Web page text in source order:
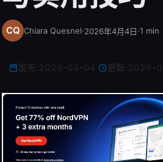
Chiara Quesnel·2026年4月4日·1 min
更新: